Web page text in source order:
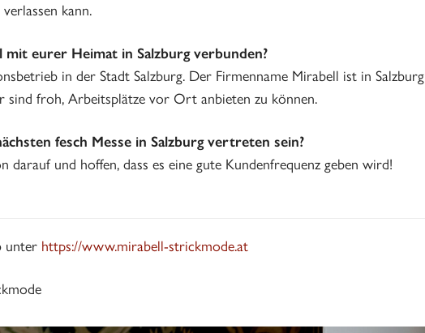
kann.
eurer Heimat in Salzburg verbunden?
in der Stadt Salzburg. Der Firmenname Mirabell ist in Salzburg
sind froh, Arbeitsplätze vor Ort anbieten zu können.
fesch Messe in Salzburg vertreten sein?
darauf und hoffen, dass es eine gute Kundenfrequenz geben wird!
unter https://www.mirabell-strickmode.at